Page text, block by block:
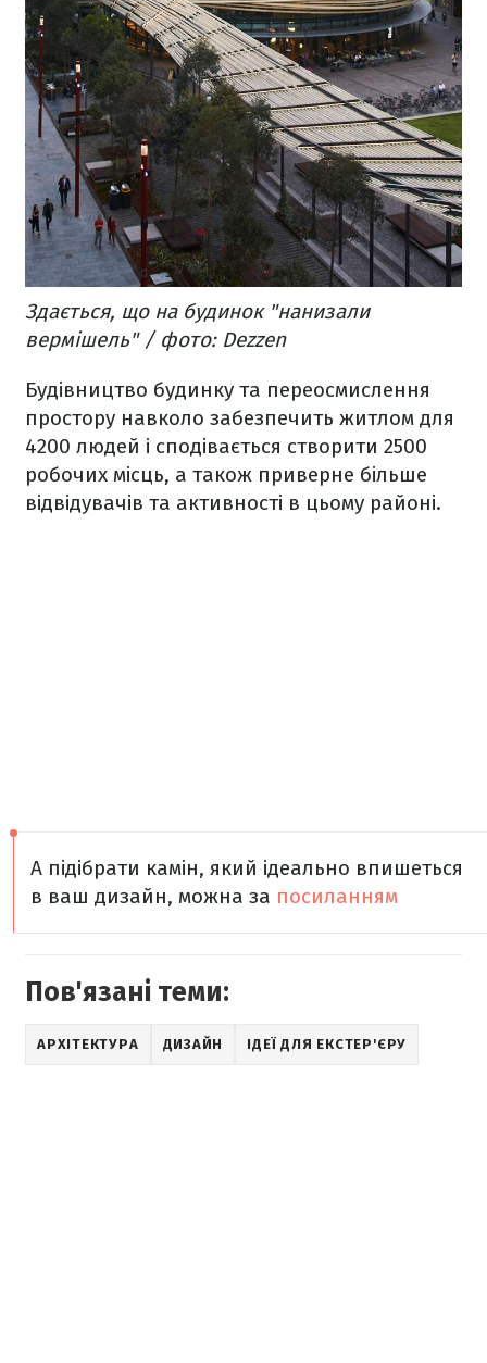
Здається, що на будинок "нанизали
вермішель" / фото: Dezzen
Будівництво будинку та переосмислення
простору навколо забезпечить житлом для
4200 людей і сподівається створити 2500
робочих місць, а також приверне більше
відвідувачів та активності в цьому районі.
А підібрати камін, який ідеально впишеться
в ваш дизайн, можна за посиланням
Пов'язані теми:
АРХІТЕКТУРА ДИЗАЙН ІДЕЇ ДЛЯ ЕКСТЕР'ЄРУ